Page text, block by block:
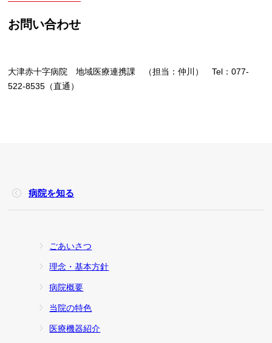
お問い合わせ
大津赤十字病院 地域医療連携課 （担当：仲川） Tel：077-
522-8535（直通）
病院を知る
ごあいさつ
理念・基本方針
病院概要
当院の特色
医療機器紹介